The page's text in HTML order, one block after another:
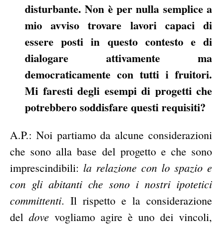
disturbante. Non è per nulla semplice a
mio avviso trovare lavori capaci di
essere posti in questo contesto e di
dialogare attivamente ma
democraticamente con tutti i fruitori.
Mi faresti degli esempi di progetti che
potrebbero soddisfare questi requisiti?
A.P.: Noi partiamo da alcune considerazioni
che sono alla base del progetto e che sono
imprescindibili: la relazione con lo spazio e
con gli abitanti che sono i nostri ipotetici
committenti. Il rispetto e la considerazione
del dove vogliamo agire è uno dei vincoli,